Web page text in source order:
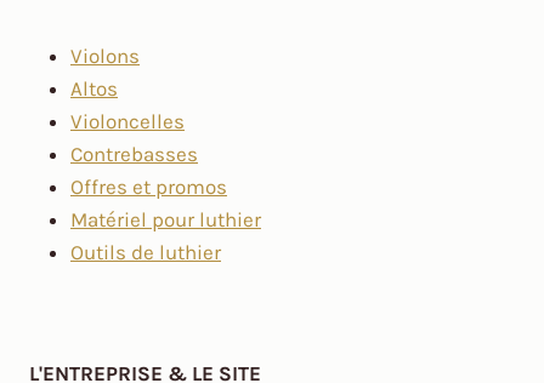
Violons
Altos
Violoncelles
Contrebasses
Offres et promos
Matériel pour luthier
Outils de luthier
L'ENTREPRISE & LE SITE